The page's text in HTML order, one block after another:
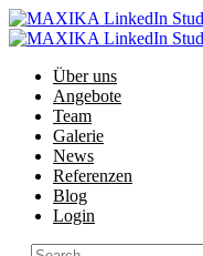
Über uns
Angebote
Team
Galerie
News
Referenzen
Blog
Login